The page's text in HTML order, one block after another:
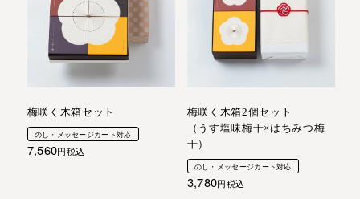
梅咲く木箱セット
のし・メッセージカート対応
7,560 税込
梅咲く木箱2個セット
（うす塩味梅干×はちみつ梅
干）
のし・メッセージカート対応
3,780 税込